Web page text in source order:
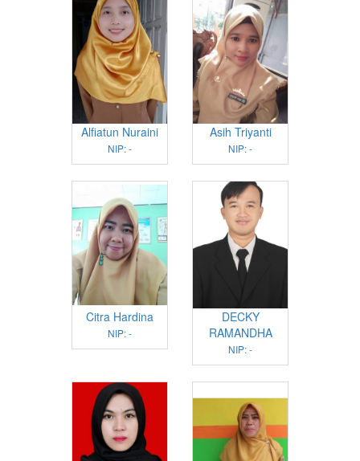
Alfiatun Nuraini
NIP: -
Asih Triyanti
NIP: -
Citra Hardina
NIP: -
DECKY
RAMANDHA
NIP: -